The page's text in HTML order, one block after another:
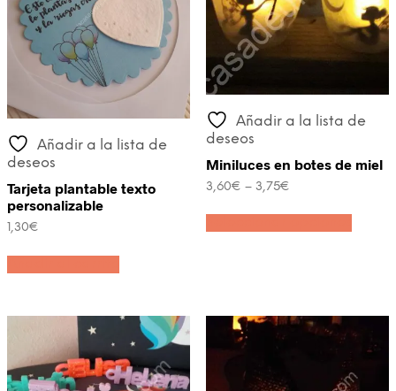
Añadir a la lista de
deseos
Tarjeta plantable texto
personalizable
1,30€
Añadir a la lista de
deseos
Miniluces en botes de miel
3,60€ – 3,75€
en